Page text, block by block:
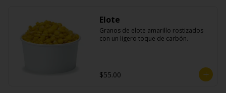
Elote
Granos de elote amarillo rostizados
con un ligero toque de carbón.
$55.00